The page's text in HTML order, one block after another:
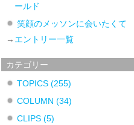
ールド
笑顔のメッソンに会いたくて
→ エントリー一覧
カテゴリー
TOPICS(255)
COLUMN(34)
CLIPS(5)